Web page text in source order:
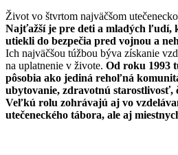
Život vo štvrtom najväčšom
Najťažší je pre deti a mladých ľudí,
utiekli do bezpečia pred vojnou a
Ich najväčšou túžbou býva získanie
na uplatnenie v živote. Od roku 1993
pôsobia ako jediná rehoľná
ubytovanie, zdravotnú starostlivosť,
Veľkú rolu zohrávajú aj vo
utečeneckého tábora, ale aj